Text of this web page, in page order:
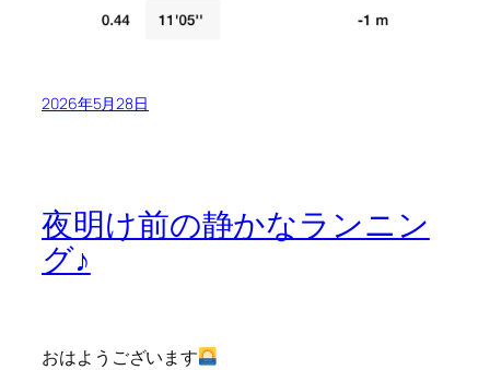
2026年5月28日
夜明け前の静かなランニン
グ♪
おはようございます